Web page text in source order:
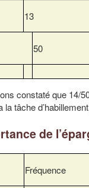
13
50
constaté que 14/
la tâche
de
Fréquence